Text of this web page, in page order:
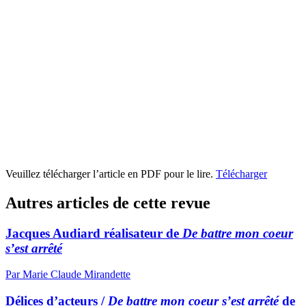
Veuillez télécharger l’article en PDF pour le lire. Télécharger
Autres articles de cette revue
Jacques Audiard réalisateur de De battre mon coeur
s’est arrêté
Par Marie Claude Mirandette
Délices d’acteurs / De battre mon coeur s’est arrêtéde